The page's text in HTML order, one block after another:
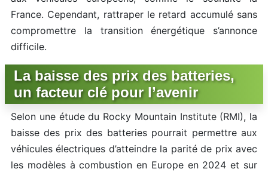
France. Cependant, rattraper le retard accumulé sans
compromettre la transition énergétique s’annonce
difficile.
La baisse des prix des batteries,
un facteur clé pour l’avenir
Selon une étude du Rocky Mountain Institute (RMI), la
baisse des prix des batteries pourrait permettre aux
véhicules électriques d’atteindre la parité de prix avec
les modèles à combustion en Europe en 2024 et sur